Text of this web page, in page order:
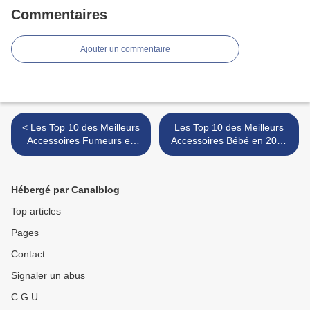
Commentaires
Ajouter un commentaire
< Les Top 10 des Meilleurs
Accessoires Fumeurs en
2020
Les Top 10 des Meilleurs
Accessoires Bébé en 2020
>
Hébergé par Canalblog
Top articles
Pages
Contact
Signaler un abus
C.G.U.